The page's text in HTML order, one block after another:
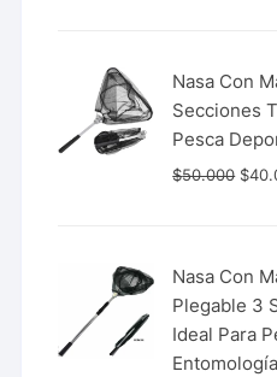
Nasa Con
Secciones
Pesca
$50.000 $
Nasa Con
Plegable 3
Ideal Para
Entomología